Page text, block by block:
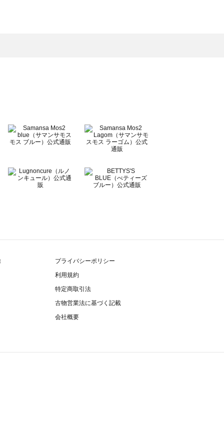
プライバシーポリシー
利用規約
特定商取引法
古物営業法に基づく記載
会社概要